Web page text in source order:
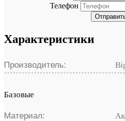
Телефон
Характеристики
Производитель:
Базовые
Материал: